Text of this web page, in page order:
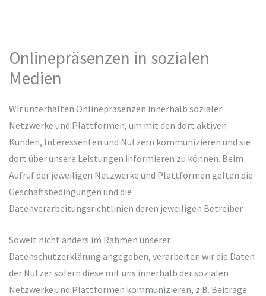
Onlinepräsenzen in sozialen
Medien
Wir unterhalten Onlinepräsenzen innerhalb sozialer
Netzwerke und Plattformen, um mit den dort aktiven
Kunden, Interessenten und Nutzern kommunizieren und sie
dort über unsere Leistungen informieren zu können. Beim
Aufruf der jeweiligen Netzwerke und Plattformen gelten die
Geschäftsbedingungen und die
Datenverarbeitungsrichtlinien deren jeweiligen Betreiber.
Soweit nicht anders im Rahmen unserer
Datenschutzerklärung angegeben, verarbeiten wir die Daten
der Nutzer sofern diese mit uns innerhalb der sozialen
Netzwerke und Plattformen kommunizieren, z.B. Beiträge